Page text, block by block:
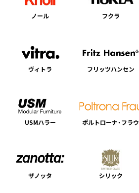
ノール フクラ
ヴィトラ フリッツハンセン
USMハラー ポルトローナ・フラウ
ザノッタ シリック